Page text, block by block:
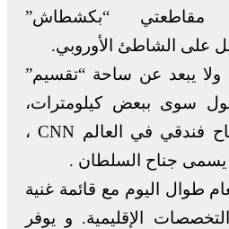
مقاطعتي “بكشطاش”
على الشاطئ الأوروبي.
يبعد عن ساحة “تقسيم”
سوى ببعض كيلومترات،
ويعد من أغلى 15 جناح فندقي في العالم CNN ،
يسمى جناح السلطان .
طوال اليوم مع قائمة غنية
الإقليمية. و يوفر